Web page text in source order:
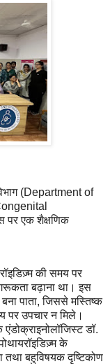
(Department of
पर एक शैक्षणिक
की समय पर
बढ़ाना था। इस
बना पाता, जिससे मस्तिष्क
पर उपचार न मिले।
डॉ.
के
तथा बहुविषयक दृष्टिकोण